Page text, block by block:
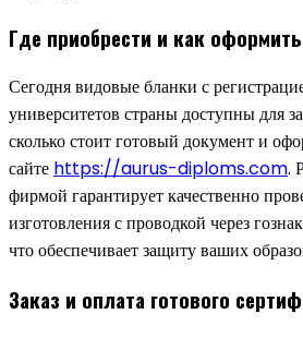
Где приобрести и как
Сегодня видовые бланки с
университетов страны доступны для
сколько стоит готовый документ и
сайте https://aurus-diploms.com.
фирмой гарантирует качественно
изготовления с проводкой через
что обеспечивает защиту ваших
Заказ и оплата готового